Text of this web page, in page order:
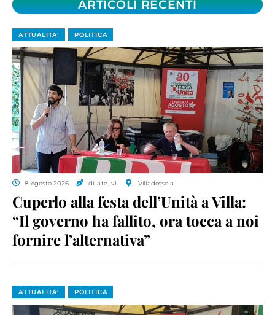
ARTICOLI RECENTI
ATTUALITA' POLITICA
8 Agosto 2026 di a.te.-v.l. Villadossola
Cuperlo alla festa dell’Unità a Villa:
“Il governo ha fallito, ora tocca a noi
fornire l’alternativa”
ATTUALITA' POLITICA